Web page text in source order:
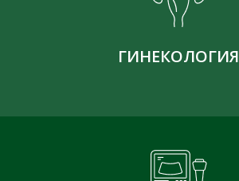
ГИНЕКОЛОГИЯ